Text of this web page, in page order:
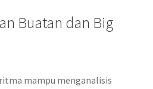
Buatan dan Big
mampu menganalisis